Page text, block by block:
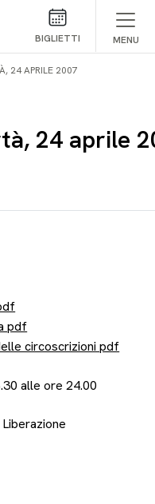
BIGLIETTI MENU
24 APRILE 2007
24 aprile
pdf
circoscrizioni pdf
alle ore 24.00